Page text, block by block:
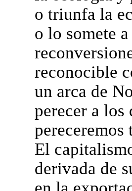
o triunfa la
o lo somete
reconocible
un arca de
perecer a los
pereceremos
El
derivada de